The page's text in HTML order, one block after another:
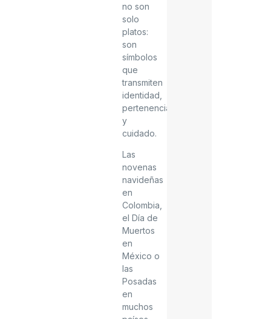
no son
solo
platos:
son
símbolos
que
transmiten
identidad,
pertenencia
y
cuidado.
Las
novenas
navideñas
en
Colombia,
el Día de
Muertos
en
México o
las
Posadas
en
muchos